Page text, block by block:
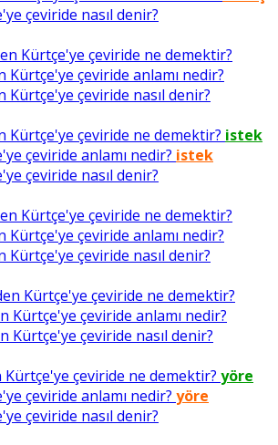
çeviride nasıl denir?
Kürtçe'ye çeviride ne demektir?
Kürtçe'ye çeviride anlamı nedir?
Kürtçe'ye çeviride nasıl denir?
Kürtçe'ye çeviride ne demektir? istek
çeviride anlamı nedir? istek
çeviride nasıl denir?
Kürtçe'ye çeviride ne demektir?
Kürtçe'ye çeviride anlamı nedir?
Kürtçe'ye çeviride nasıl denir?
Kürtçe'ye çeviride ne demektir?
Kürtçe'ye çeviride anlamı nedir?
Kürtçe'ye çeviride nasıl denir?
çeviride ne demektir? yöre
çeviride anlamı nedir? yöre
çeviride nasıl denir?